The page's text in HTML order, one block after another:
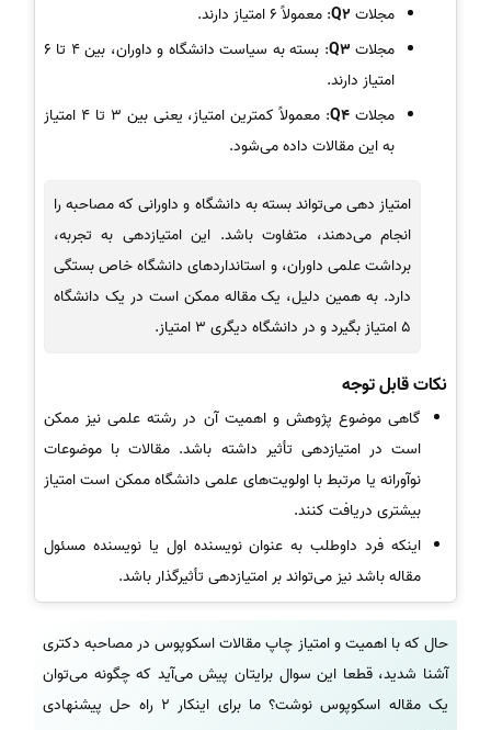
مجلات Q2: معمولاً 6 امتیاز دارند.
مجلات Q3
: بسته به سیاست دانشگاه و داوران، بین 4 تا 6
امتیاز دارند.
مجلات Q4
: معمولاً کمترین امتیاز، یعنی بین 3 تا 4 امتیاز
به این مقالات داده می‌شود.
امتیاز دهی می‌تواند بسته به دانشگاه و داورانی که مصاحبه را
انجام می‌دهند، متفاوت باشد. این امتیازدهی به تجربه،
برداشت علمی داوران، و استانداردهای دانشگاه خاص بستگی
دارد. به همین دلیل، یک مقاله ممکن است در یک دانشگاه
5 امتیاز بگیرد و در دانشگاه دیگری 3 امتیاز.
نکات قابل توجه
گاهی موضوع پژوهش و اهمیت آن در رشته علمی نیز ممکن
است در امتیازدهی تأثیر داشته باشد. مقالات با موضوعات
نوآورانه یا مرتبط با اولویت‌های علمی دانشگاه ممکن است امتیاز
بیشتری دریافت کنند.
اینکه فرد داوطلب به عنوان نویسنده اول یا نویسنده مسئول
مقاله باشد نیز می‌تواند بر امتیازدهی تأثیرگذار باشد.
حال که با اهمیت و امتیاز چاپ مقالات اسکوپوس در مصاحبه دکتری
آشنا شدید، قطعا این سوال برایتان پیش می‌آید که چگونه می‌توان
یک مقاله اسکوپوس نوشت؟ ما برای اینکار 2 راه‌‍ حل پیشنهادی